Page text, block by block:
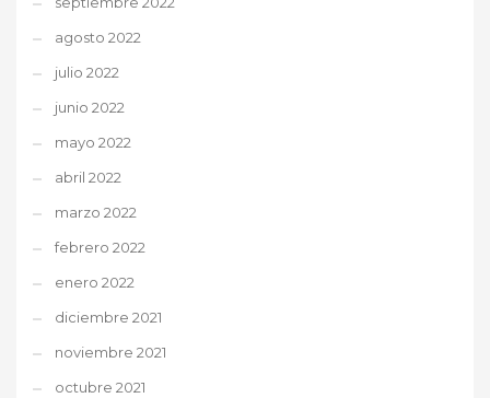
agosto 2022
julio 2022
junio 2022
mayo 2022
abril 2022
marzo 2022
febrero 2022
enero 2022
diciembre 2021
noviembre 2021
octubre 2021